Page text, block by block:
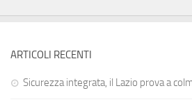
ARTICOLI RECENTI
Sicurezza integrata, il Lazio prova a